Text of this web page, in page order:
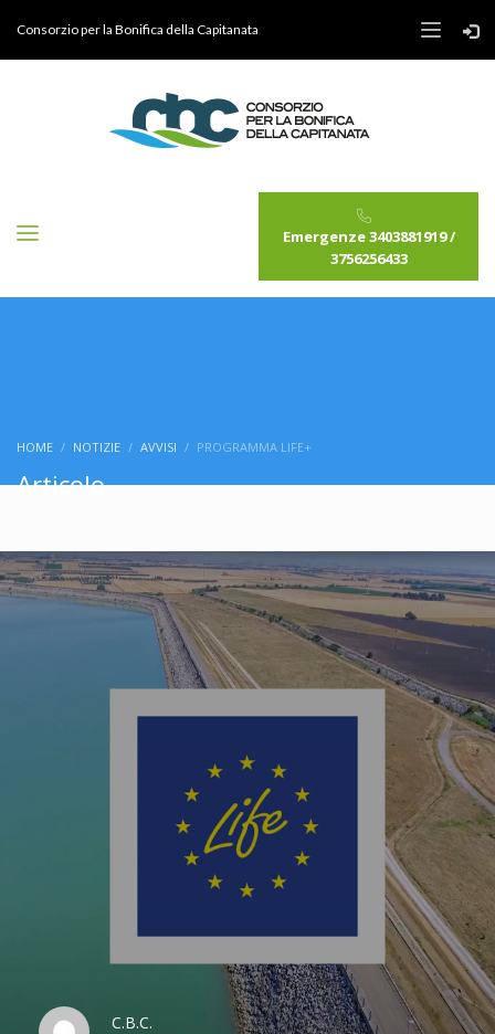
Consorzio per la Bonifica della Capitanata
Emergenze 3403881919 /
3756256433
HOME NOTIZIE AVVISI PROGRAMMA LIFE+
Articolo
C.B.C.